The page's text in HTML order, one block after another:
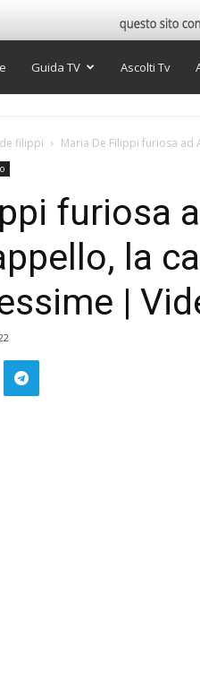
Guida TV Ascolti Tv
filippi Maria De Filippi furiosa ad
furiosa
la
|